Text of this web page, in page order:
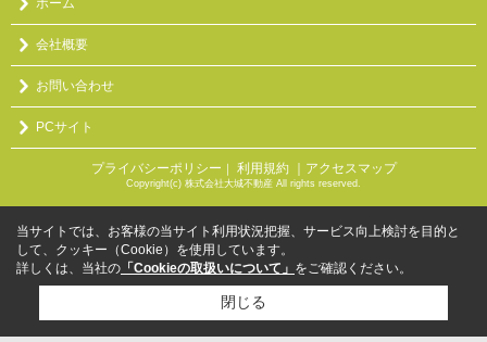
ホーム
会社概要
お問い合わせ
PCサイト
プライバシーポリシー ｜ 利用規約 ｜アクセスマップ
Copyright(c) 株式会社大城不動産 All rights reserved.
当サイトでは、お客様の当サイト利用状況把握、サービス向上検討を目的と
して、クッキー（Cookie）を使用しています。
詳しくは、当社の 「Cookieの取扱いについて」 をご確認ください。
閉じる